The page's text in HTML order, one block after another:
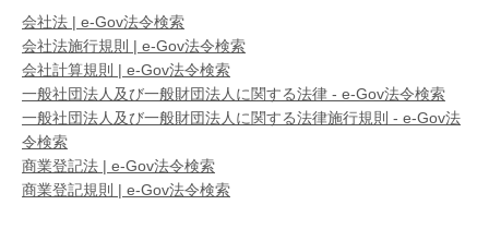
会社法 | e-Gov法令検索
会社法施行規則 | e-Gov法令検索
会社計算規則 | e-Gov法令検索
一般社団法人及び一般財団法人に関する法律 - e-Gov法令検索
一般社団法人及び一般財団法人に関する法律施行規則 - e-Gov法
令検索
商業登記法 | e-Gov法令検索
商業登記規則 | e-Gov法令検索